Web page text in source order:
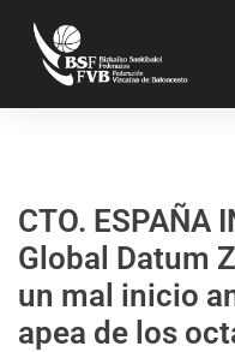
CTO. ESPAÑA
Global Datum
un mal inicio
apea de los